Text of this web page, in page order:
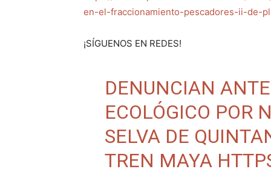
en-el-fraccionamiento-pescadores-ii-de-
¡SÍGUENOS EN REDES!
DENUNCIAN
ECOLÓGICO POR
SELVA DE
TREN MAYA